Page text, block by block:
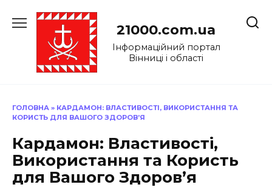
до
21000.com.ua
Інформаційний портал
Вінниці і області
ГОЛОВНА » КАРДАМОН: ВЛАСТИВОСТІ, ВИКОРИСТАННЯ ТА
КОРИСТЬ ДЛЯ ВАШОГО ЗДОРОВ’Я
Кардамон: Властивості,
Використання та Користь
для Вашого Здоров’я